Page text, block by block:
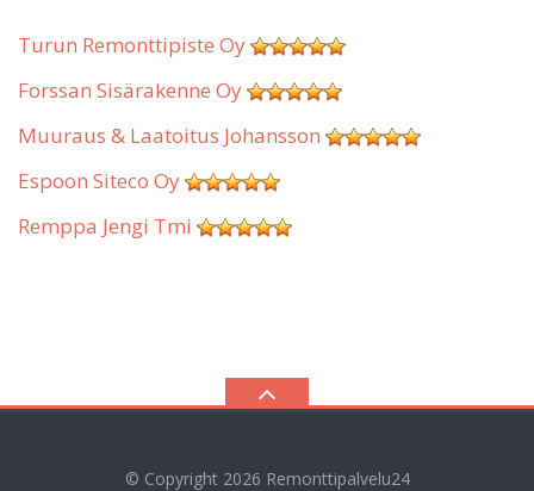
Turun Remonttipiste Oy
Forssan Sisärakenne Oy
Muuraus & Laatoitus Johansson
Espoon Siteco Oy
Remppa Jengi Tmi
© Copyright 2026 Remonttipalvelu24